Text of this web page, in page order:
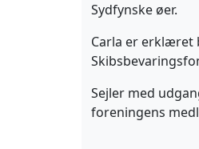
Sydfynske øer.
Carla er
Sejler med
foreningens